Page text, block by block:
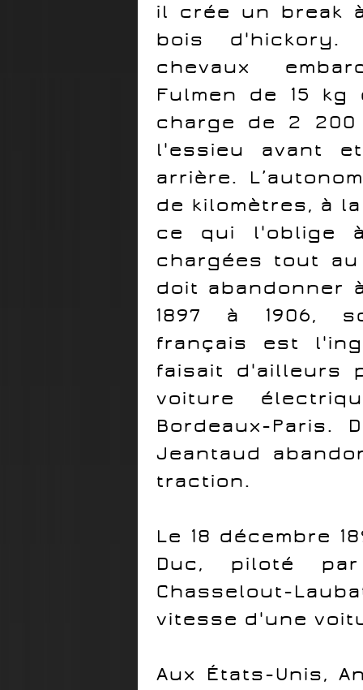
il crée un break
bois
chevaux
Fulmen de 15
charge de 2
l'essieu avant
arrière.
de kilomètres, à
ce qui l'oblige
chargées tout
doit abandonner
1897 à 1906,
français est
faisait d'ailleurs
voiture
Bordeaux-Paris.
Jeantaud
traction.
Le 18 décembre
Duc, piloté
Chasselout-
vitesse d'une
Aux États-Unis,